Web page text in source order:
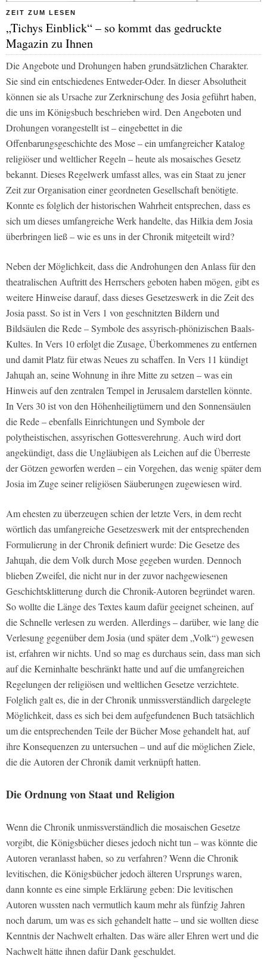
ZEIT ZUM LESEN
„Tichys Einblick“ – so kommt das gedruckte
Magazin zu Ihnen
Die Angebote und Drohungen haben grundsätzlichen Charakter.
Sie sind ein entschiedenes Entweder-Oder. In dieser Absolutheit
können sie als Ursache zur Zerknirschung des Josia geführt haben,
die uns im Königsbuch beschrieben wird. Den Angeboten und
Drohungen vorangestellt ist – eingebettet in die
Offenbarungsgeschichte des Mose – ein umfangreicher Katalog
religiöser und weltlicher Regeln – heute als mosaisches Gesetz
bekannt. Dieses Regelwerk umfasst alles, was ein Staat zu jener
Zeit zur Organisation einer geordneten Gesellschaft benötigte.
Konnte es folglich der historischen Wahrheit entsprechen, dass es
sich um dieses umfangreiche Werk handelte, das Hilkia dem Josia
überbringen ließ – wie es uns in der Chronik mitgeteilt wird?
Neben der Möglichkeit, dass die Androhungen den Anlass für den
theatralischen Auftritt des Herrschers geboten haben mögen, gibt es
weitere Hinweise darauf, dass dieses Gesetzeswerk in die Zeit des
Josia passt. So ist in Vers 1 von geschnitzten Bildern und
Bildsäulen die Rede – Symbole des assyrisch-phönizischen Baals-
Kultes. In Vers 10 erfolgt die Zusage, Überkommenes zu entfernen
und damit Platz für etwas Neues zu schaffen. In Vers 11 kündigt
Jahɰah an, seine Wohnung in ihre Mitte zu setzen – was ein
Hinweis auf den zentralen Tempel in Jerusalem darstellen könnte.
In Vers 30 ist von den Höhenheiligtümern und den Sonnensäulen
die Rede – ebenfalls Einrichtungen und Symbole der
polytheistischen, assyrischen Gottesverehrung. Auch wird dort
angekündigt, dass die Ungläubigen als Leichen auf die Überreste
der Götzen geworfen werden – ein Vorgehen, das wenig später dem
Josia im Zuge seiner religiösen Säuberungen zugewiesen wird.
Am ehesten zu überzeugen schien der letzte Vers, in dem recht
wörtlich das umfangreiche Gesetzeswerk mit der entsprechenden
Formulierung in der Chronik definiert wurde: Die Gesetze des
Jahɰah, die dem Volk durch Mose gegeben wurden. Dennoch
blieben Zweifel, die nicht nur in der zuvor nachgewiesenen
Geschichtsklitterung durch die Chronik-Autoren begründet waren.
So wollte die Länge des Textes kaum dafür geeignet scheinen, auf
die Schnelle verlesen zu werden. Allerdings – darüber, wie lang die
Verlesung gegenüber dem Josia (und später dem „Volk“) gewesen
ist, erfahren wir nichts. Und so mag es durchaus sein, dass man sich
auf die Kerninhalte beschränkt hatte und auf die umfangreichen
Regelungen der religiösen und weltlichen Gesetze verzichtete.
Folglich galt es, die in der Chronik unmissverständlich dargelegte
Möglichkeit, dass es sich bei dem aufgefundenen Buch tatsächlich
um die entsprechenden Teile der Bücher Mose gehandelt hat, auf
ihre Konsequenzen zu untersuchen – und auf die möglichen Ziele,
die die Autoren der Chronik damit verknüpft hatten.
Die Ordnung von Staat und Religion
Wenn die Chronik unmissverständlich die mosaischen Gesetze
vorgibt, die Königsbücher dieses jedoch nicht tun – was könnte die
Autoren veranlasst haben, so zu verfahren? Wenn die Chronik
levitischen, die Königsbücher jedoch älteren Ursprungs waren,
dann konnte es eine simple Erklärung geben: Die levitischen
Autoren wussten nach vermutlich kaum mehr als fünfzig Jahren
noch darum, um was es sich gehandelt hatte – und sie wollten diese
Kenntnis der Nachwelt erhalten. Das wäre aller Ehren wert und die
Nachwelt hätte ihnen dafür Dank geschuldet.